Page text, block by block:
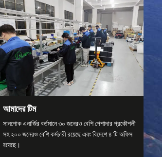
আমাদের টিম
সানপোক এনার্জির বর্তমানে ৩০ জনেরও বেশি পেশাদার প্রকৌশলী
সহ ২০০ জনেরও বেশি কর্মচারী রয়েছে এবং বিদেশে ৪ টি অফিস
রয়েছে।